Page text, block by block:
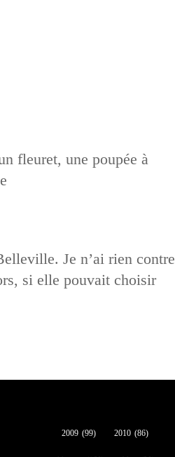
fleuret, une poupée à
Je n’ai rien contre
si elle pouvait choisir
2009 (99) 2010 (86)